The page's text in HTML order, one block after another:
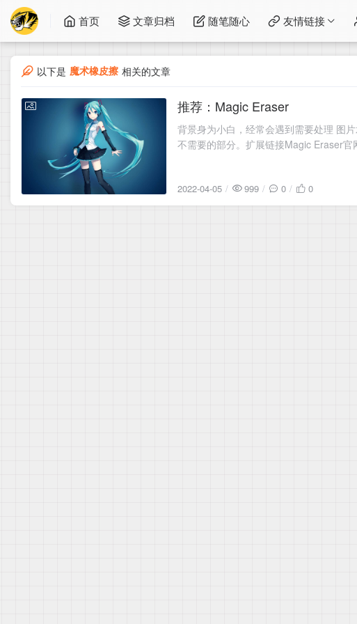
首页 文章归档 随笔随心 友情链接
以下是 魔术橡皮擦 相关的文章
2022-04-05
推荐：Magic Eraser
背景身为小白，经常会遇到需要处理 图
不需要的部分。扩展链接Magic Eraser官
2022-04-05 999 0 0